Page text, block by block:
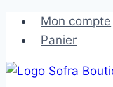
Aller
contenu
Aller
contenu
Mon compte
Panier